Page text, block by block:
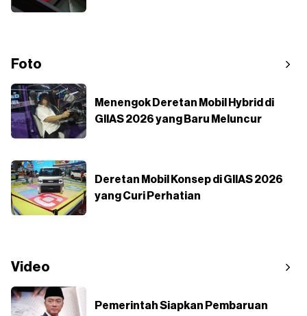
Foto
Menengok Deretan Mobil Hybrid di
GIIAS 2026 yang Baru Meluncur
Deretan Mobil Konsep di GIIAS 2026
yang Curi Perhatian
Video
Pemerintah Siapkan Pembaruan